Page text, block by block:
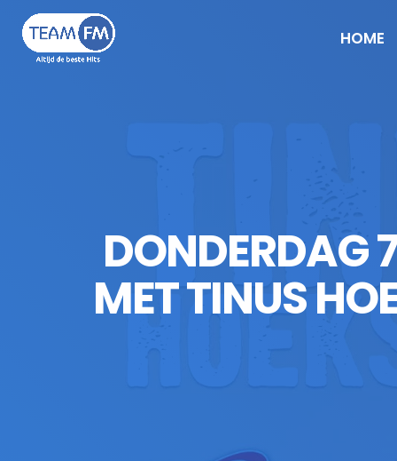
HOME
DONDERDAG
MET TINUS